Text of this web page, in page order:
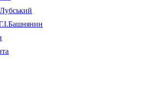
Лубський